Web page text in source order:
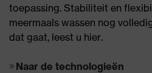
toepassing. Stabiliteit en
meermaals wassen nog
dat gaat, leest u hier.
Naar de technologieën